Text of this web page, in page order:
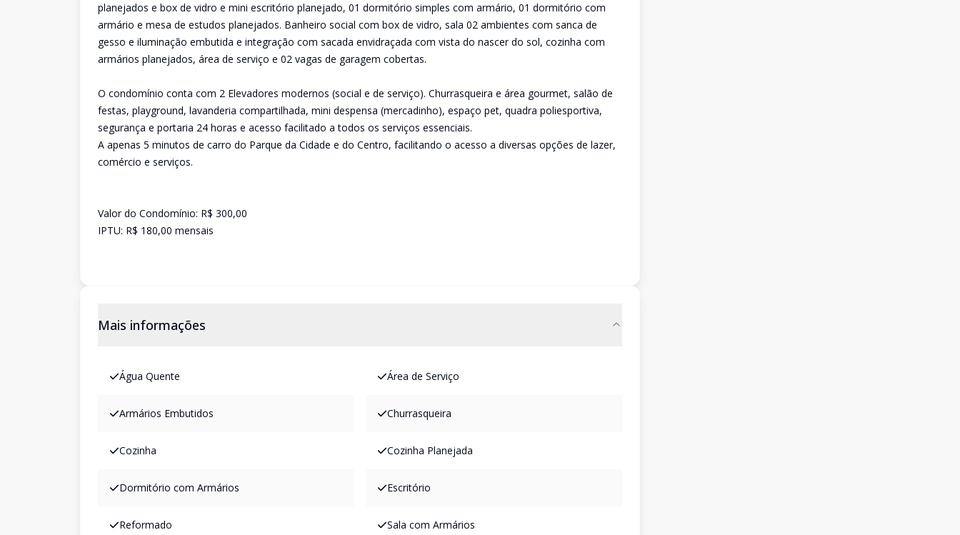
planejados e box de vidro e mini escritório planejado, 01 dormitório simples com armário, 01 dormitório com
armário e mesa de estudos planejados. Banheiro social com box de vidro, sala 02 ambientes com sanca de
gesso e iluminação embutida e integração com sacada envidraçada com vista do nascer do sol, cozinha com
armários planejados, área de serviço e 02 vagas de garagem cobertas.
O condomínio conta com 2 Elevadores modernos (social e de serviço). Churrasqueira e área gourmet, salão de
festas, playground, lavanderia compartilhada, mini despensa (mercadinho), espaço pet, quadra poliesportiva,
segurança e portaria 24 horas e acesso facilitado a todos os serviços essenciais.
A apenas 5 minutos de carro do Parque da Cidade e do Centro, facilitando o acesso a diversas opções de lazer,
comércio e serviços.
Valor do Condomínio: R$ 300,00
IPTU: R$ 180,00 mensais
Mais informações
Água Quente Área de Serviço
Armários Embutidos Churrasqueira
Cozinha Cozinha Planejada
Dormitório com Armários Escritório
Reformado Sala com Armários